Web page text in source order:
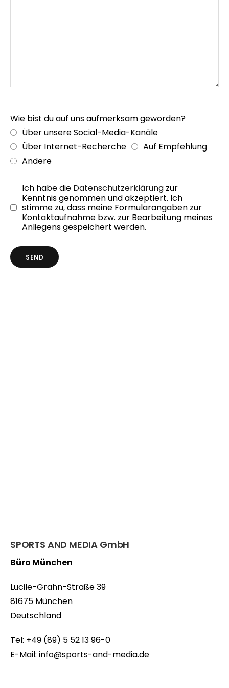
Lassen Sie uns gemeinsam Ihre Prozesse optimieren
nächste Level heben.
Wie bist du auf uns aufmerksam geworden?
Über unsere Social-Media-Kanäle
Über Internet-Recherche
Auf Empfehlung
Andere
Ich habe die Datenschutzerklärung zur
Kenntnis genommen und akzeptiert. Ich
stimme zu, dass meine Formularangaben zur
Kontaktaufnahme bzw. zur Bearbeitung meines
Anliegens gespeichert werden.
SPORTS AND MEDIA GmbH
Büro München
Lucile-Grahn-Straße 39
81675 München
Deutschland
Tel: +49 (89) 5 52 13 96-0
E-Mail: info@sports-and-media.de